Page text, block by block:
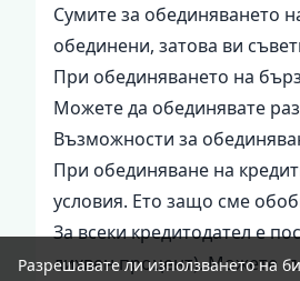
Сумите за обединяването
обединени, затова ви
При обединяването на
Можете да обединявате
Възможности за
При обединяване на
условия. Ето защо сме
За всеки кредитодател е
лихвен процент). Можете
Разрешавате ли използването на